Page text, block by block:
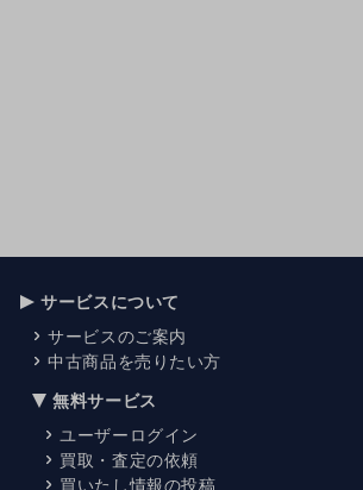
サービスについて
サービスのご案内
中古商品を売りたい方
無料サービス
ユーザーログイン
買取・査定の依頼
買いたし情報の投稿